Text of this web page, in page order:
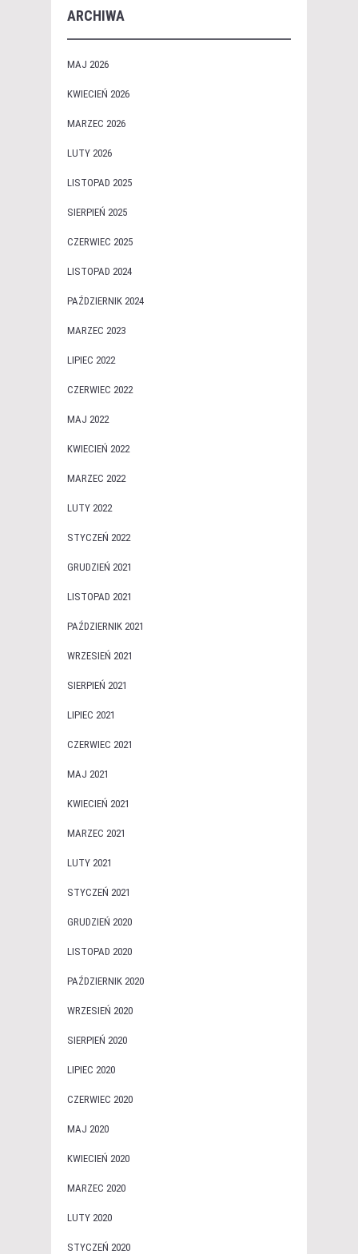
ARCHIWA
MAJ 2026
KWIECIEŃ 2026
MARZEC 2026
LUTY 2026
LISTOPAD 2025
SIERPIEŃ 2025
CZERWIEC 2025
LISTOPAD 2024
PAŹDZIERNIK 2024
MARZEC 2023
LIPIEC 2022
CZERWIEC 2022
MAJ 2022
KWIECIEŃ 2022
MARZEC 2022
LUTY 2022
STYCZEŃ 2022
GRUDZIEŃ 2021
LISTOPAD 2021
PAŹDZIERNIK 2021
WRZESIEŃ 2021
SIERPIEŃ 2021
LIPIEC 2021
CZERWIEC 2021
MAJ 2021
KWIECIEŃ 2021
MARZEC 2021
LUTY 2021
STYCZEŃ 2021
GRUDZIEŃ 2020
LISTOPAD 2020
PAŹDZIERNIK 2020
WRZESIEŃ 2020
SIERPIEŃ 2020
LIPIEC 2020
CZERWIEC 2020
MAJ 2020
KWIECIEŃ 2020
MARZEC 2020
LUTY 2020
STYCZEŃ 2020